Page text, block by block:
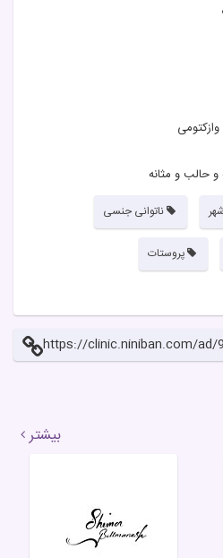
حالب و مثانه
ناتوانی جنسی
پروستات
https://clinic.niniban.com/ad/
بیشتر